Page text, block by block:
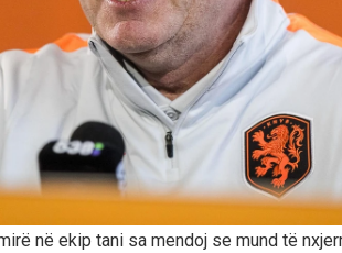
në ekip tani sa mendoj se mund të